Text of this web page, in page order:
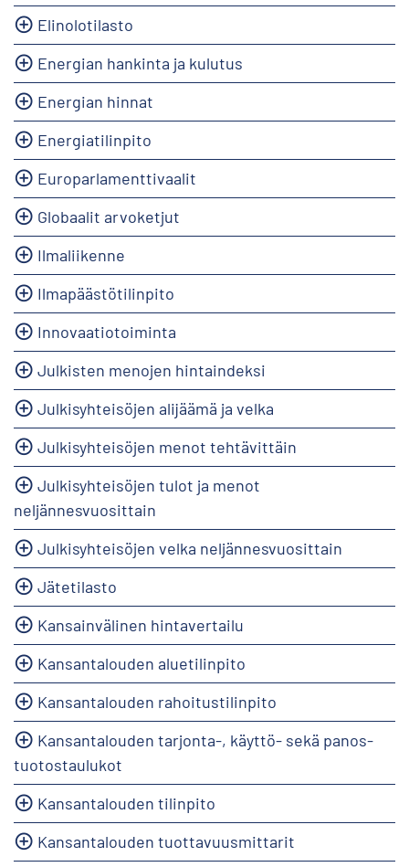
Elinolotilasto
Energian hankinta ja kulutus
Energian hinnat
Energiatilinpito
Europarlamenttivaalit
Globaalit arvoketjut
Ilmaliikenne
Ilmapäästötilinpito
Innovaatiotoiminta
Julkisten menojen hintaindeksi
Julkisyhteisöjen alijäämä ja velka
Julkisyhteisöjen menot tehtävittäin
Julkisyhteisöjen tulot ja menot
neljännesvuosittain
Julkisyhteisöjen velka neljännesvuosittain
Jätetilasto
Kansainvälinen hintavertailu
Kansantalouden aluetilinpito
Kansantalouden rahoitustilinpito
Kansantalouden tarjonta-, käyttö- sekä panos-
tuotostaulukot
Kansantalouden tilinpito
Kansantalouden tuottavuusmittarit